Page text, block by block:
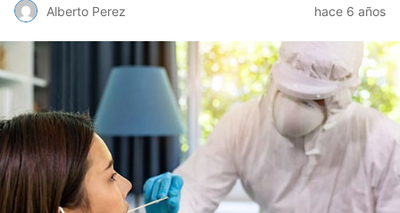
Alberto Perez hace 6 años